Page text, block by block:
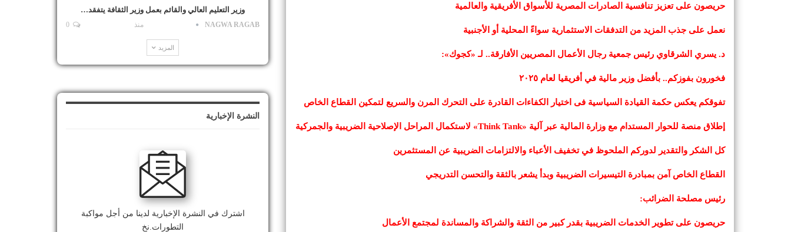
حريصون على تعزيز تنافسية الصادرات المصرية للأسواق الأفريقية والعالمية
نعمل على جذب المزيد من التدفقات الاستثمارية سواءً المحلية أو الأجنبية
د. يسري الشرقاوي رئيس جمعية رجال الأعمال المصريين الأفارقة.. لـ «كجوك»:
فخورون بفوزكم.. بأفضل وزير مالية في أفريقيا لعام ٢٠٢٥
تفوقكم يعكس حكمة القيادة السياسية فى اختيار الكفاءات القادرة على التحرك المرن والسريع لتمكين القطاع الخاص
إطلاق منصة للحوار المستدام مع وزارة المالية عبر آلية «Think Tank» لاستكمال المراحل الإصلاحية الضريبية والجمركية
كل الشكر والتقدير لدوركم الملحوظ في تخفيف الأعباء والالتزامات الضريبية عن المستثمرين
القطاع الخاص آمن بمبادرة التيسيرات الضريبية وبدأ يشعر بالثقة والتحسن التدريجي
رئيس مصلحة الضرائب:
حريصون على تطوير الخدمات الضريبية بقدر كبير من الثقة والشراكة والمساندة لمجتمع الأعمال
وزير التعليم العالي والقائم بعمل وزير الثقافة يتفقد…
NAGWA RAGAB منذ
المزيد
النشرة الإخبارية
اشترك في النشرة الإخبارية لدينا من أجل مواكبة
التطورات.نخ